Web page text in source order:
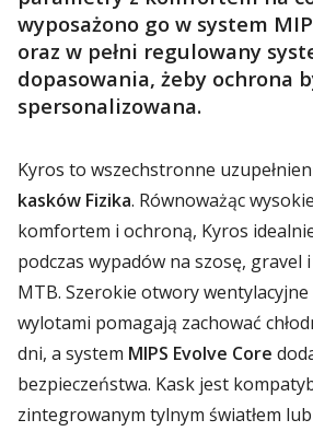
wyposażono go w system
oraz w pełni regulowany
dopasowania, żeby ochrona
spersonalizowana.
Kyros to wszechstronne
kasków Fizika. Równoważąc
komfortem i ochroną, Kyros
podczas wypadów na szosę, gravel
MTB. Szerokie otwory
wylotami pomagają zachować
dni, a system MIPS Evolve Core
bezpieczeństwa. Kask jest
zintegrowanym tylnym światłem